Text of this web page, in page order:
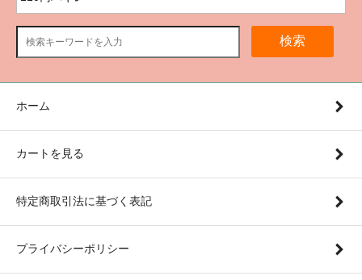
検索
ホーム
カートを見る
特定商取引法に基づく表記
プライバシーポリシー